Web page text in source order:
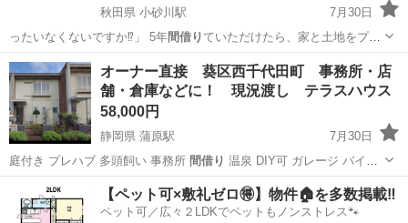
秋田県 小砂川駅
7月30日
ったいなくないですか⁉️」 5年間借りていただけたら、家と土地をプレ
ゼント‼…
秋田 にかほ市 小砂川駅 一戸建て 物件
オーナー直接 葵区西千代田町 事務所・店
舗・倉庫などに！ 現況渡し テラスハウス
58,000円
静岡県 蒲原駅
7月30日
庭付き プレハブ 多頭飼い 事務所 間借り 温泉 DIY可 ガレージ バイク
駐…
蒲原駅 一戸建て 初期
【ペット可×敷礼ゼロ🉐】物件🏠を多数掲載‼️
ペット可／広々２LDKでペットもノンストレス🐾